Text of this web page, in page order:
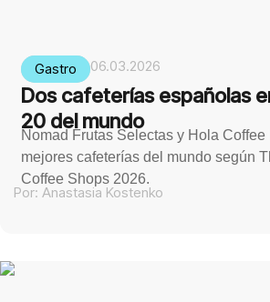
Gastro 06.03.2026
Dos cafeterías españolas
20 del mundo
Nomad Frutas Selectas y Hola
mejores cafeterías del mundo según
Coffee Shops 2026.
Por: Anastasia Kostenko